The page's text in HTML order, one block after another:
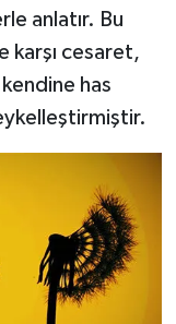
anlatır. Bu
karşı cesaret,
kendine has